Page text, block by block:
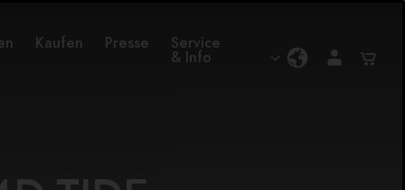
Kaufen Presse Service
& Info